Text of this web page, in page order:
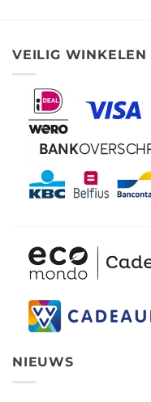
VEILIG WINKELEN
NIEUWS